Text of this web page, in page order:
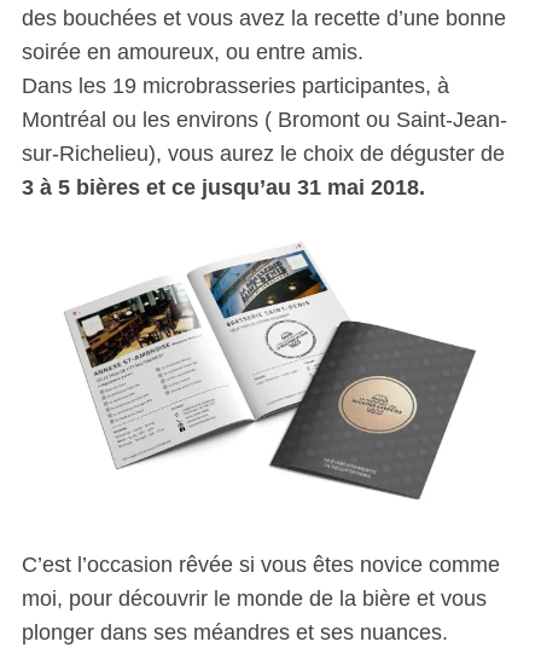
des bouchées et vous avez la recette d’une bonne
soirée en amoureux, ou entre amis.
Dans les 19 microbrasseries participantes, à
Montréal ou les environs ( Bromont ou Saint-Jean-
sur-Richelieu), vous aurez le choix de déguster de
3 à 5 bières et ce jusqu’au 31 mai 2018.
C’est l’occasion rêvée si vous êtes novice comme
moi, pour découvrir le monde de la bière et vous
plonger dans ses méandres et ses nuances.